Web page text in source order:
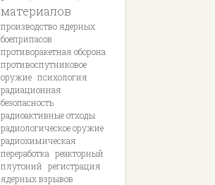
материалов
производство ядерных
боеприпасов
противоракетная оборона
противоспутниковое
оружие психология
радиационная
безопасность
радиоактивные отходы
радиологическое оружие
радиохимическая
переработка реакторный
плутоний регистрация
ядерных взрывов